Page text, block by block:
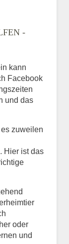
-
kann
Facebook
und das
zuweilen
Hier ist das
oder
und